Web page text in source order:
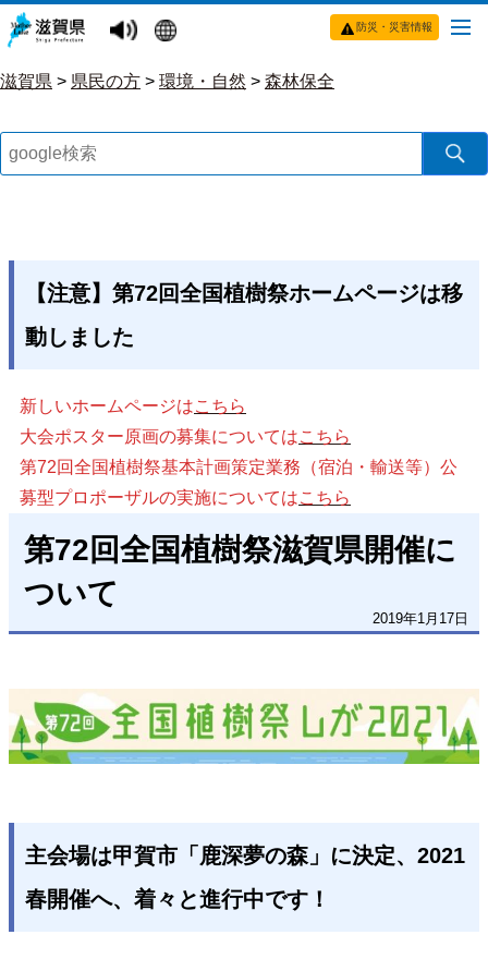
防災・災害情報
滋賀県 > 県民の方 > 環境・自然 > 森林保全
【注意】第72回全国植樹祭ホームページは移
動しました
新しいホームページはこちら
大会ポスター原画の募集についてはこちら
第72回全国植樹祭基本計画策定業務（宿泊・輸送等）公
募型プロポーザルの実施についてはこちら
第72回全国植樹祭滋賀県開催に
ついて
2019年1月17日
主会場は甲賀市「鹿深夢の森」に決定、2021
春開催へ、着々と進行中です！